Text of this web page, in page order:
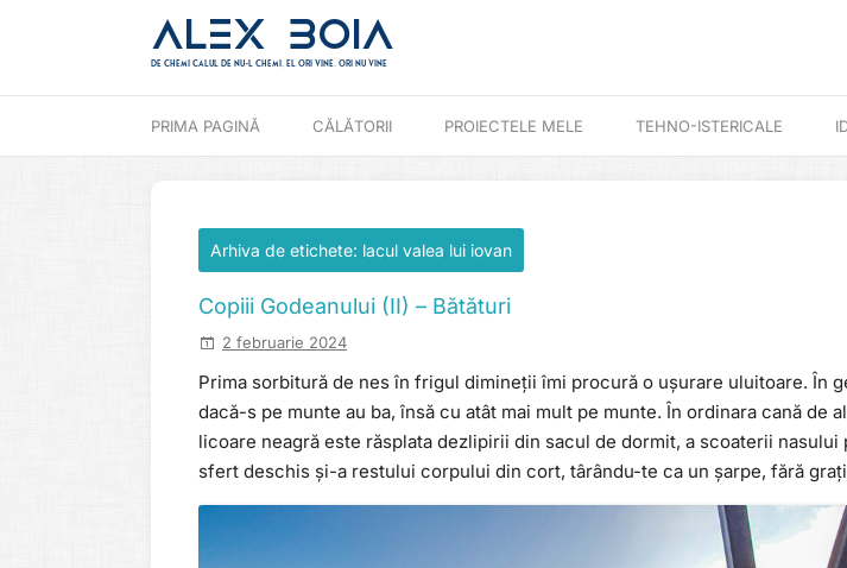
Alex Boia
De chemi calul de nu-l chemi, el ori vine. ori nu vine
PRIMA PAGINĂ CĂLĂTORII PROIECTELE MELE TEHNO-ISTERICALE
Arhiva de etichete: lacul valea lui iovan
Copiii Godeanului (II) – Bătături
2 februarie 2024
Prima sorbitură de nes în frigul dimineții îmi procură o ușurare uluitoare. În
dacă-s pe munte au ba, însă cu atât mai mult pe munte. În ordinara cană de
licoare neagră este răsplata dezlipirii din sacul de dormit, a scoaterii nasului
sfert deschis și-a restului corpului din cort, târându-te ca un șarpe, fără